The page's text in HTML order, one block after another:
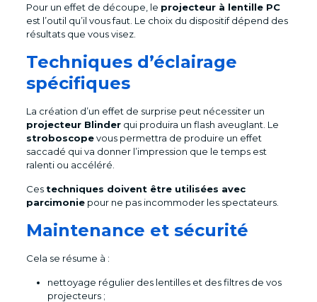
Pour un effet de découpe, le projecteur à lentille PC
est l’outil qu’il vous faut. Le choix du dispositif dépend des
résultats que vous visez.
Techniques d’éclairage
spécifiques
La création d’un effet de surprise peut nécessiter un
projecteur Blinderqui produira un flash aveuglant. Le
stroboscopevous permettra de produire un effet
saccadé qui va donner l’impression que le temps est
ralenti ou accéléré.
Ces techniques doivent être utilisées avec
parcimoniepour ne pas incommoder les spectateurs.
Maintenance et sécurité
Cela se résume à :
nettoyage régulier des lentilles et des filtres de vos
projecteurs ;